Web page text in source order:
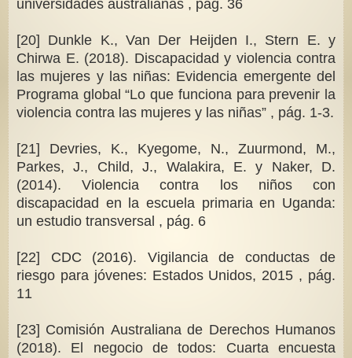
universidades australianas , pág. 36
[20] Dunkle K., Van Der Heijden I., Stern E. y
Chirwa E. (2018). Discapacidad y violencia contra
las mujeres y las niñas: Evidencia emergente del
Programa global “Lo que funciona para prevenir la
violencia contra las mujeres y las niñas” , pág. 1-3.
[21] Devries, K., Kyegome, N., Zuurmond, M.,
Parkes, J., Child, J., Walakira, E. y Naker, D.
(2014). Violencia contra los niños con
discapacidad en la escuela primaria en Uganda:
un estudio transversal , pág. 6
[22] CDC (2016). Vigilancia de conductas de
riesgo para jóvenes: Estados Unidos, 2015 , pág.
11
[23] Comisión Australiana de Derechos Humanos
(2018). El negocio de todos: Cuarta encuesta